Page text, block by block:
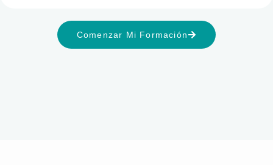
Comenzar Mi Formación